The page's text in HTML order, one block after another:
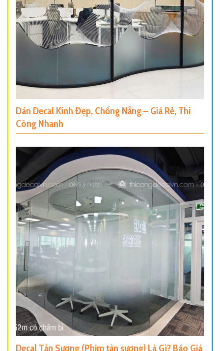
Dán Decal Kính Đẹp, Chống Nắng – Giá Rẻ, Thi
Công Nhanh
Decal Tản Sương (Phim tản sương) Là Gì? Báo Giá